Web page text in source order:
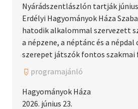
Nyárádszentlászlón tartják
Erdélyi Hagyományok Háza
hatodik alkalommal szervezett
a népzene, a néptánc és a
szerepet játszók fontos szakmai
programajánló
Hagyományok Háza
2026. június 23.